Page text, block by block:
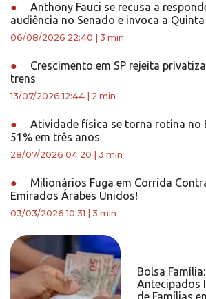
●
Anthony Fauci se recusa a
audiência no Senado e invoca a
06/08/2026 22:40 3 min
●
Crescimento em SP rejeita
trens
13/07/2026 12:44 2 min
●
Atividade física se torna rotina no
51% em três anos
28/07/2026 04:20 3 min
●
Milionários Fuga em Corrida
Emirados Árabes Unidos!
03/03/2026 10:31 3 min
Bolsa
Antecipados
de Famílias